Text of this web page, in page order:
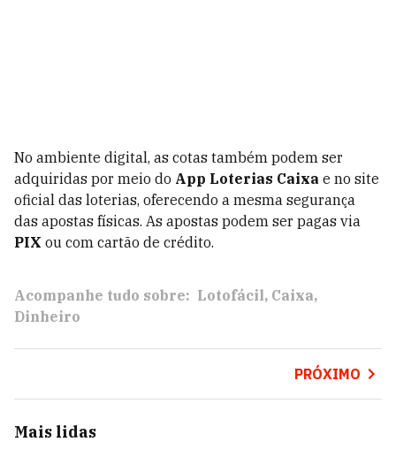
No ambiente digital, as cotas também podem ser
adquiridas por meio do App Loterias Caixa e no site
oficial das loterias, oferecendo a mesma segurança
das apostas físicas. As apostas podem ser pagas via
PIX ou com cartão de crédito.
Acompanhe tudo sobre: Lotofácil Caixa
Dinheiro
PRÓXIMO
Mais lidas